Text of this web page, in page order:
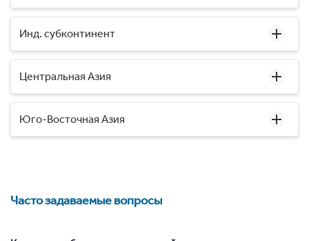
Инд. субконтинент
Центральная Азия
Юго-Восточная Азия
Часто задаваемые вопросы